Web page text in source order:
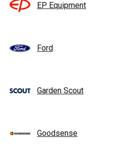
EP Equipment
Ford
Garden Scout
Goodsense